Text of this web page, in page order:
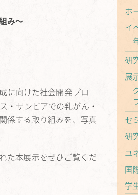
み〜
に向けた社会開発プロ
・ザンビアでの乳がん・
係する取り組みを、 写真
た本展示をぜひご覧くだ
ホ
イ
研
展
セ
研
ユ
国
学